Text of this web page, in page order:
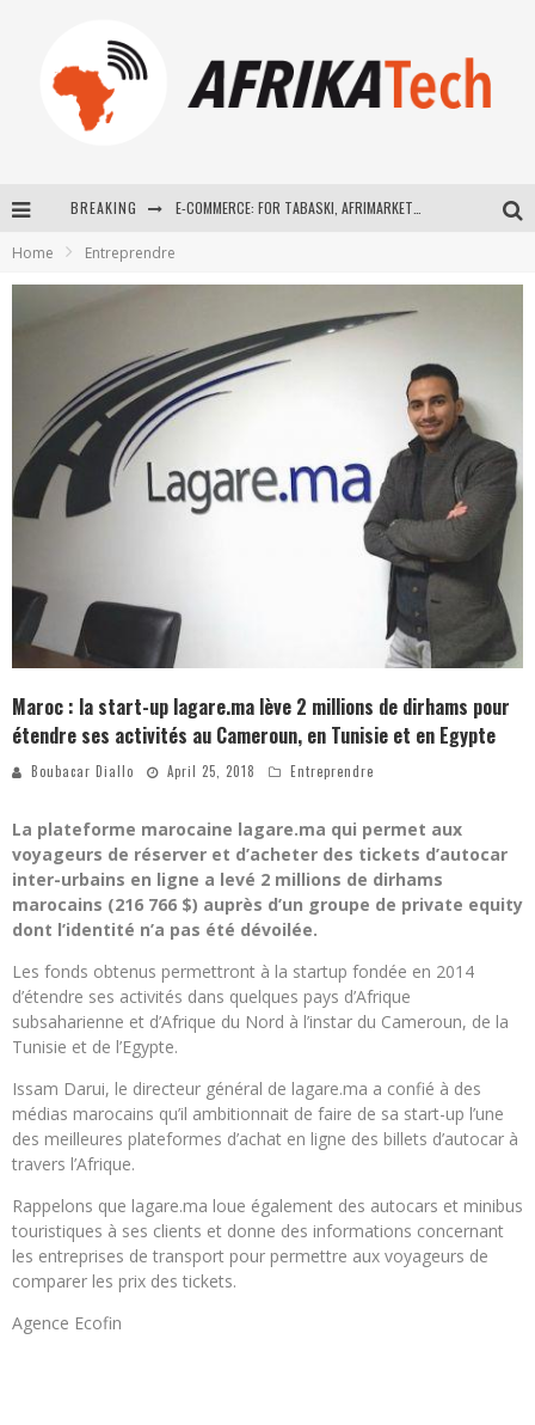
BREAKING
How Technology Has Changed Sports
Home Entreprendre
Maroc : la start-up lagare.ma lève 2 millions de dirhams pour
étendre ses activités au Cameroun, en Tunisie et en Egypte
Boubacar Diallo April 25, 2018 Entreprendre
La plateforme marocaine lagare.ma qui permet aux
voyageurs de réserver et d’acheter des tickets d’autocar
inter-urbains en ligne a levé 2 millions de dirhams
marocains (216 766 $) auprès d’un groupe de private equity
dont l’identité n’a pas été dévoilée.
Les fonds obtenus permettront à la startup fondée en 2014
d’étendre ses activités dans quelques pays d’Afrique
subsaharienne et d’Afrique du Nord à l’instar du Cameroun, de la
Tunisie et de l’Egypte.
Issam Darui, le directeur général de lagare.ma a confié à des
médias marocains qu’il ambitionnait de faire de sa start-up l’une
des meilleures plateformes d’achat en ligne des billets d’autocar à
travers l’Afrique.
Rappelons que lagare.ma loue également des autocars et minibus
touristiques à ses clients et donne des informations concernant
les entreprises de transport pour permettre aux voyageurs de
comparer les prix des tickets.
Agence Ecofin